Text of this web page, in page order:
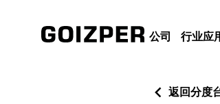
公司 行业应
返回分度